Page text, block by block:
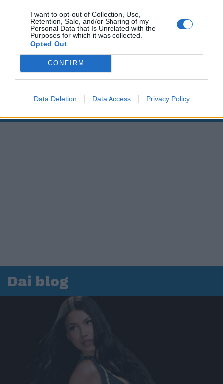
I want to opt-out of Collection, Use,
Retention, Sale, and/or Sharing of my
Personal Data that Is Unrelated with the
Purposes for which it was collected.
Opted Out
CONFIRM
Data Deletion Data Access Privacy Policy
00:00 01:16
Leonardo Maria Del Vecchio dall'ex compagna
in ospedale. Le dichiarazioni ai giornalisti
Dai blog